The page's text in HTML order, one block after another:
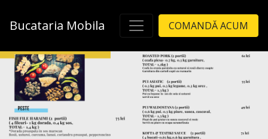
Main Navigation
Bucataria Mobila COMANDĂ ACUM